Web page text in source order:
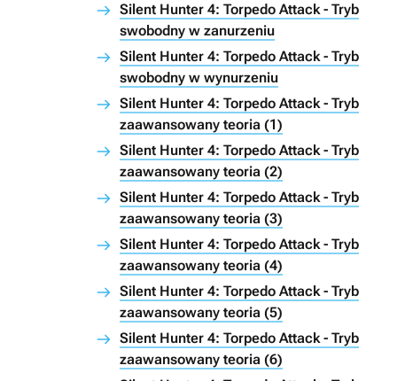
Silent Hunter 4: Torpedo Attack - Tryb
swobodny w zanurzeniu
Silent Hunter 4: Torpedo Attack - Tryb
swobodny w wynurzeniu
Silent Hunter 4: Torpedo Attack - Tryb
zaawansowany teoria (1)
Silent Hunter 4: Torpedo Attack - Tryb
zaawansowany teoria (2)
Silent Hunter 4: Torpedo Attack - Tryb
zaawansowany teoria (3)
Silent Hunter 4: Torpedo Attack - Tryb
zaawansowany teoria (4)
Silent Hunter 4: Torpedo Attack - Tryb
zaawansowany teoria (5)
Silent Hunter 4: Torpedo Attack - Tryb
zaawansowany teoria (6)